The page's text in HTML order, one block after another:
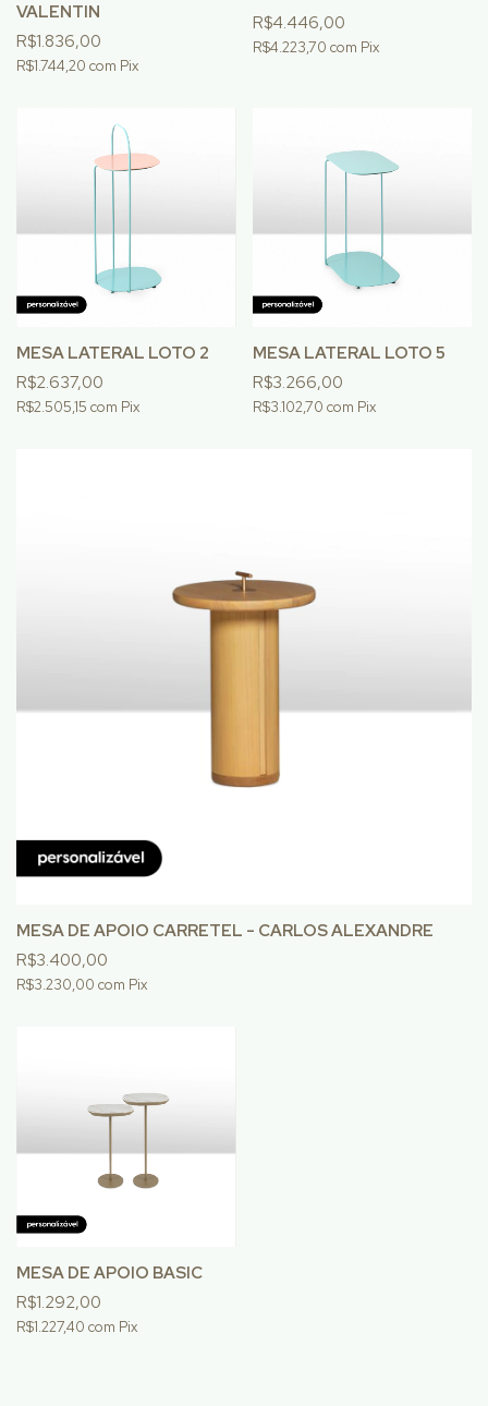
VALENTIN
R$1.836,00
R$1.744,20 com Pix
R$4.446,00
R$4.223,70 com Pix
MESA LATERAL LOTO 2
R$2.637,00
R$2.505,15 com Pix
MESA LATERAL LOTO 5
R$3.266,00
R$3.102,70 com Pix
MESA DE APOIO CARRETEL - CARLOS ALEXANDRE
R$3.400,00
R$3.230,00 com Pix
MESA DE APOIO BASIC
R$1.292,00
R$1.227,40 com Pix